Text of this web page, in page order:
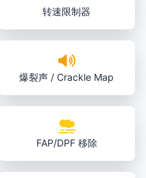
转速限制器
爆裂声 / Crackle Map
FAP/DPF 移除